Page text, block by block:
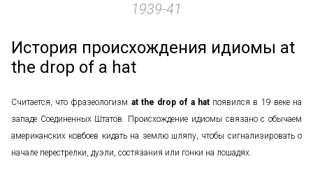
1939-41
История происхождения идиомы at
the drop of a hat
Считается, что фразеологизм at the drop of a hatпоявился в 19 веке на
западе Соединенных Штатов. Происхождение идиомы связано с обычаем
американских ковбоев кидать на землю шляпу, чтобы сигнализировать о
начале перестрелки, дуэли, состязания или гонки на лошадях.